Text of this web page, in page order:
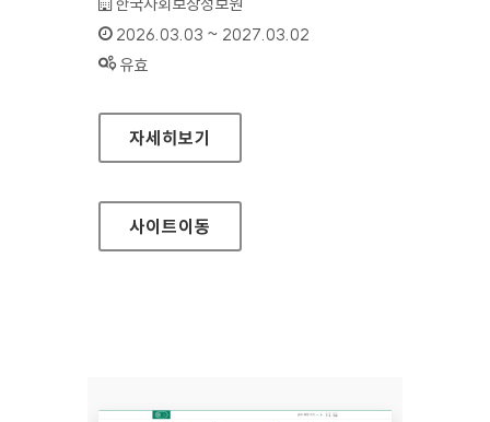
인증기간 :
2026.03.03 ~ 2027.03.02
상태 :
유효
의료정보보호센터
자세히보기
사이트이동